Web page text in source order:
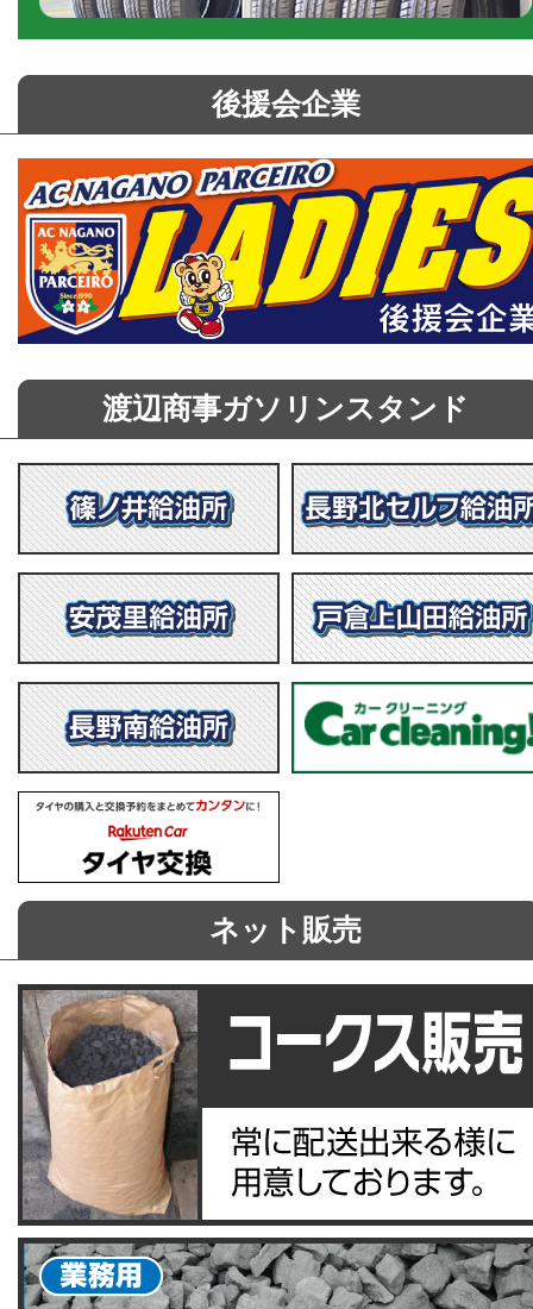
後援会企業
渡辺商事ガソリンスタンド
ネット販売